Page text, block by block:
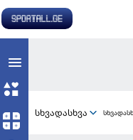
სხვადასხვა